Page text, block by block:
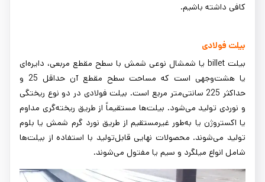
کافی داشته باشیم.
بیلت فولادی
بیلت billet یا شمشال نوعی شمش با سطح مقطع مربعی، دایره‌ای
یا هشت‌وجهی است که مساحت سطح مقطع آن حداقل 25 و
حداکثر 225 سانتی‌متر مربع است. بیلت فولادی در دو نوع ریختگی
و نوردی تولید می‌شود. بیلت‌ها مستقیماً از طریق ریخته‌گری مداوم
یا اکستروژن یا به‌طور غیرمستقیم از طریق نورد گرم شمش یا بلوم
تولید می‌شوند. محصولات نهایی قابل‌تولید با استفاده از بیلت‌ها
شامل انواع میلگرد و سیم یا مفتول می‌شوند.